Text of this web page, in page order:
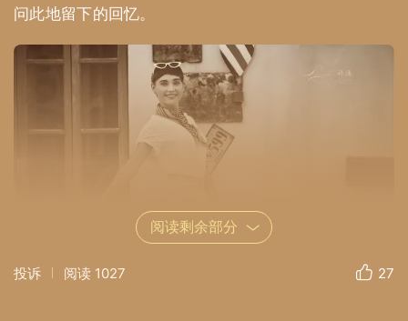
问此地留下的回忆。
阅读剩余部分
投诉 阅读 1027 27